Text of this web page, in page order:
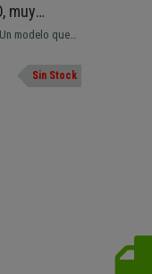
muy
modelo que
Fabricada
y respaldo,
Sin Stock